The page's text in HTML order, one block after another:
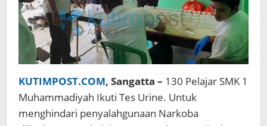
KUTIMPOST.COM, Sangatta – 130 Pelajar SMK 1
Muhammadiyah Ikuti Tes Urine. Untuk
menghindari penyalahgunaan Narkoba